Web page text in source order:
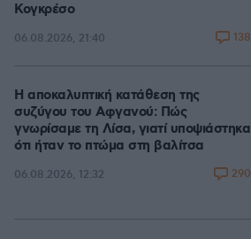
Κογκρέσο
06.08.2026, 21:40 138
Η αποκαλυπτική κατάθεση της
συζύγου του Αφγανού: Πώς
γνωρίσαμε τη Λίσα, γιατί υποψιάστηκα
ότι ήταν το πτώμα στη βαλίτσα
06.08.2026, 12:32 290